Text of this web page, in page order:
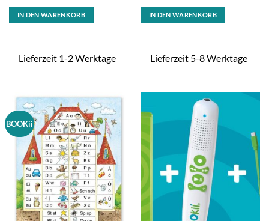
IN DEN WARENKORB
Lieferzeit 1-2 Werktage
IN DEN WARENKORB
Lieferzeit 5-8 Werktage
BOOKii